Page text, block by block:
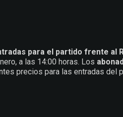
para el partido frente al
a las 14:00 horas. Los
precios para las entradas del